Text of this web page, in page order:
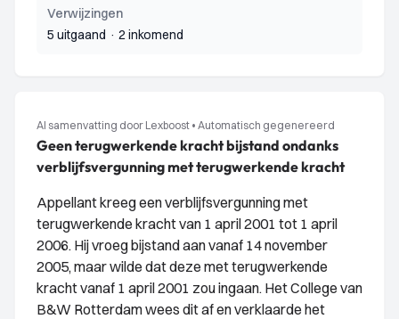
Verwijzingen
5 uitgaand · 2 inkomend
AI samenvatting door Lexboost • Automatisch gegenereerd
Geen terugwerkende kracht bijstand ondanks
verblijfsvergunning met terugwerkende kracht
Appellant kreeg een verblijfsvergunning met
terugwerkende kracht van 1 april 2001 tot 1 april
2006. Hij vroeg bijstand aan vanaf 14 november
2005, maar wilde dat deze met terugwerkende
kracht vanaf 1 april 2001 zou ingaan. Het College van
B&W Rotterdam wees dit af en verklaarde het